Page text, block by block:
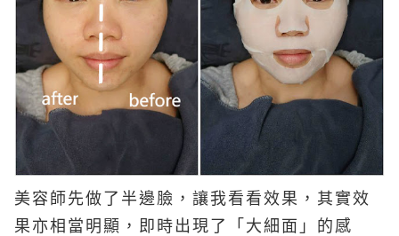
美容師先做了半邊臉，讓我看看效果，其實效
果亦相當明顯，即時出現了「大細面」的感